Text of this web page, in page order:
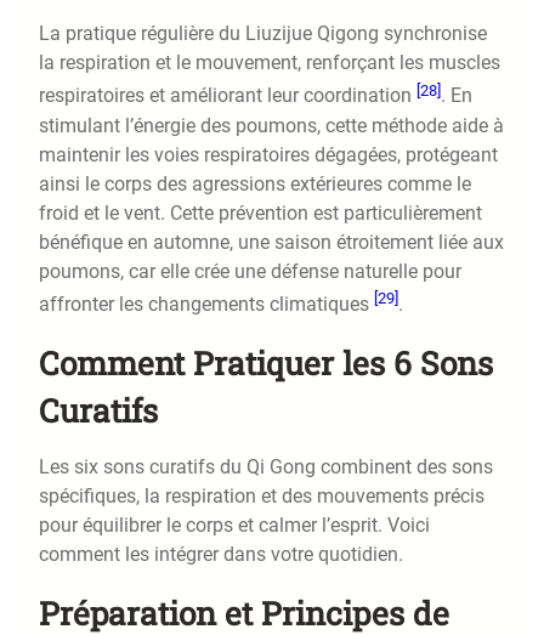
La pratique régulière du Liuzijue Qigong synchronise
la respiration et le mouvement, renforçant les muscles
respiratoires et améliorant leur coordination [28]. En
stimulant l’énergie des poumons, cette méthode aide à
maintenir les voies respiratoires dégagées, protégeant
ainsi le corps des agressions extérieures comme le
froid et le vent. Cette prévention est particulièrement
bénéfique en automne, une saison étroitement liée aux
poumons, car elle crée une défense naturelle pour
affronter les changements climatiques [29].
Comment Pratiquer les 6 Sons
Curatifs
Les six sons curatifs du Qi Gong combinent des sons
spécifiques, la respiration et des mouvements précis
pour équilibrer le corps et calmer l’esprit. Voici
comment les intégrer dans votre quotidien.
Préparation et Principes de